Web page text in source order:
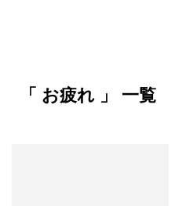
「 お疲れ 」 一覧